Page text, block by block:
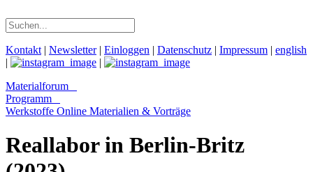
Kontakt | Newsletter| Einloggen | Datenschutz | Impressum | english
|
|
Materialforum
Programm
Werkstoffe Online Materialien & Vorträge
Reallabor in Berlin-Britz